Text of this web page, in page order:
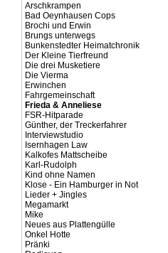
Arschkrampen
Bad Oeynhausen Cops
Brochi und Erwin
Brungs unterwegs
Bunkenstedter Heimatchronik
Der Kleine Tierfreund
Die drei Musketiere
Die Vierma
Erwinchen
Fahrgemeinschaft
Frieda & Anneliese
FSR-Hitparade
Günther, der Treckerfahrer
Interviewstudio
Isernhagen Law
Kalkofes Mattscheibe
Karl-Rudolph
Kind ohne Namen
Klose - Ein Hamburger in Not
Lieder + Jingles
Megamarkt
Mike
Neues aus Plattengülle
Onkel Hotte
Pränki